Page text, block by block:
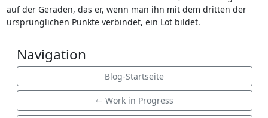
auf der Geraden, das er, wenn man ihn mit dem dritten der
ursprünglichen Punkte verbindet, ein Lot bildet.
Navigation
Blog-Startseite
⇽ Work in Progress